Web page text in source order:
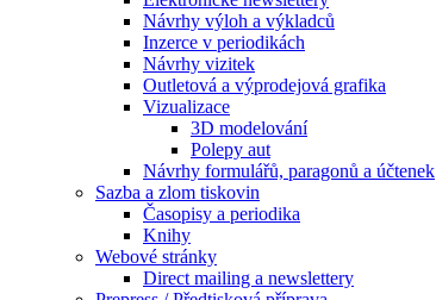
Návrhy výloh a výkladců
Inzerce v periodikách
Návrhy vizitek
Outletová a výprodejová grafika
Vizualizace
3D modelování
Polepy aut
Návrhy formulářů, paragonů a účtenek
Sazba a zlom tiskovin
Časopisy a periodika
Knihy
Webové stránky
Direct mailing a newslettery